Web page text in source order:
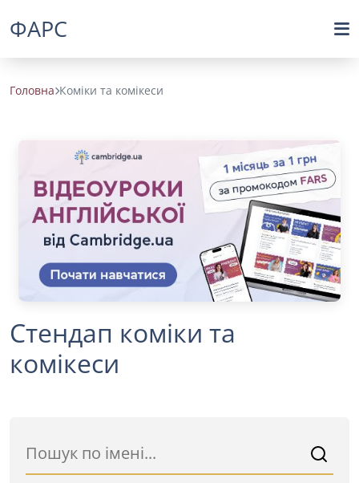
ФАРС
Головна Коміки та комікеси
Стендап коміки та
комікеси